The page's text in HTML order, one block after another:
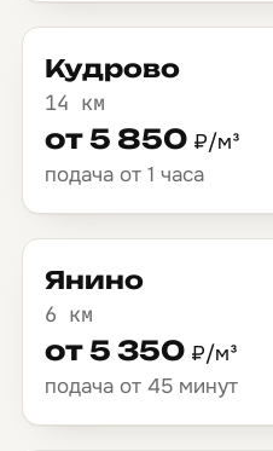
Кудрово
14 км
от 5 850 ₽/м³
подача от 1 часа
Янино
6 км
от 5 350 ₽/м³
подача от 45 минут